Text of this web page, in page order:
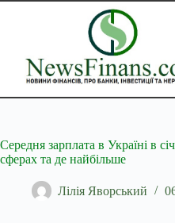
Перейти
Середня зарплата в Україні в
сферах та де найбільше
Лілія Яворський